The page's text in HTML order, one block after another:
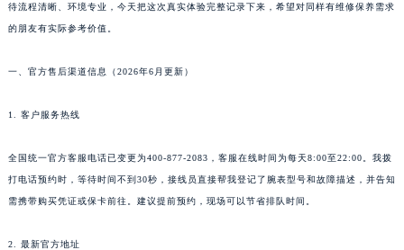
待流程清晰、环境专业，今天把这次真实体验完整记录下来，希望对同样有维修保养需求
的朋友有实际参考价值。
一、官方售后渠道信息（2026年6月更新）
1. 客户服务热线
全国统一官方客服电话已变更为400-877-2083，客服在线时间为每天8:00至22:00。我拨
打电话预约时，等待时间不到30秒，接线员直接帮我登记了腕表型号和故障描述，并告知
需携带购买凭证或保卡前往。建议提前预约，现场可以节省排队时间。
2. 最新官方地址